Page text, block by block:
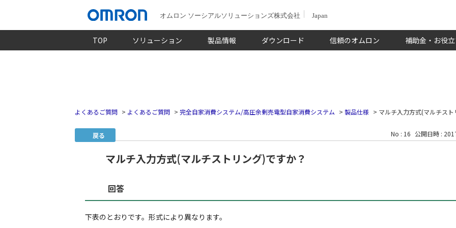
オムロン ソーシアルソリューションズ株式会社 Japan
TOP ソリューション 製品情報 ダウンロード 信頼のオムロン 補助金・お役
よくあるご質問 > よくあるご質問 > 完全自家消費システム/高圧余剰売電型自家消費システム > 製品仕様 > マルチ入力方式(マルチス
戻る No : 16 公開日時 :
マルチ入力方式(マルチストリング)ですか？
回答
下表のとおりです。形式により異なります。